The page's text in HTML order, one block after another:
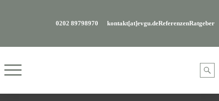
0202 89798970 kontakt[at]evgu.deReferenzenRatgeber